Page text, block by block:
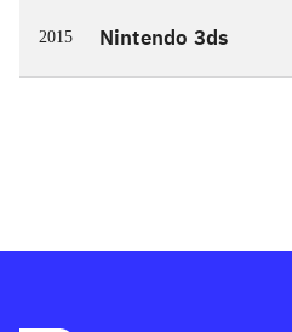
2015 Nintendo 3ds